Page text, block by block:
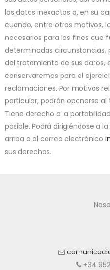
los datos inexactos o, en su
cuando, entre otros motivos,
necesarios para los fines que
determinadas circunstancias,
del tratamiento de sus datos,
conservaremos para el
reclamaciones. Por motivos
particular, podrán oponerse
Tiene derecho a la
posible. Podrá dirigiéndose a
arriba o al correo electrónico
sus derechos.
+34